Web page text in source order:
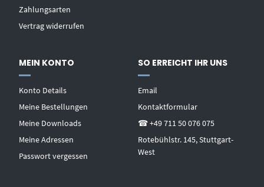
Zahlungsarten
Vertrag widerrufen
MEIN KONTO
Konto Details
Meine Bestellungen
Meine Downloads
Meine Adressen
Passwort vergessen
SO ERREICHT IHR UNS
Email
Kontaktformular
☎ +49 711 50 076 075
Rotebühlstr. 145, Stuttgart-
West